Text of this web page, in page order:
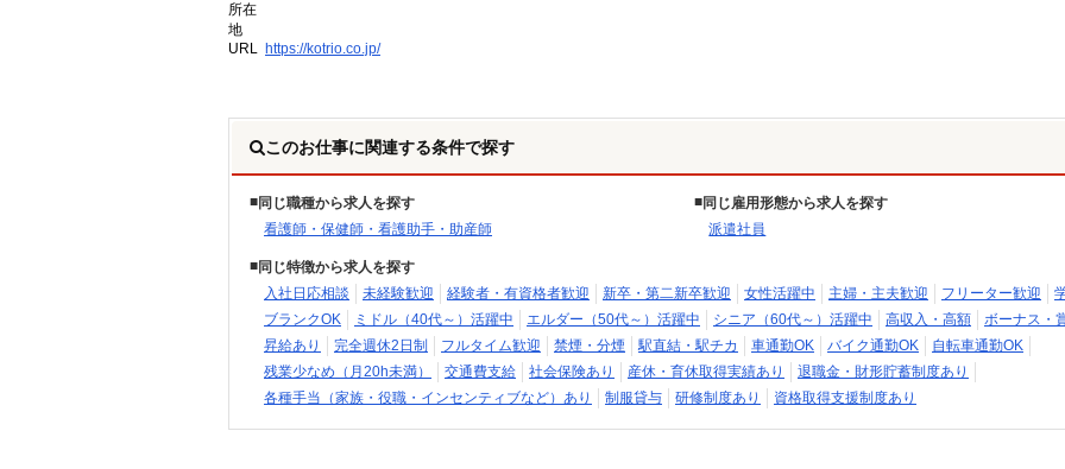
所在
地
URL https://kotrio.co.jp/
このお仕事に関連する条件で探す
同じ職種から求人を探す
看護師・保健師・看護助手・助産師
同じ雇用形態から求人を探す
派遣社員
同じ特徴から求人を探す
入社日応相談
未経験歓迎 経験者・有資格者歓迎 新卒・第二新卒歓迎 女性活躍中 主婦・主夫歓迎 フリーター歓迎
ブランクOK
ミドル（40代～）活躍中 エルダー（50代～）活躍中 シニア（60代～）活躍中 高収入・高額
ボーナス・
昇給あり
完全週休2日制 フルタイム歓迎 禁煙・分煙 駅直結・駅チカ 車通勤OK バイク通勤OK
自転車通勤OK
残業少なめ（月20h未満）
交通費支給 社会保険あり 産休・育休取得実績あり
退職金・財形貯蓄制度あり
各種手当（家族・役職・インセンティブなど）あり
制服貸与 研修制度あり 資格取得支援制度あり